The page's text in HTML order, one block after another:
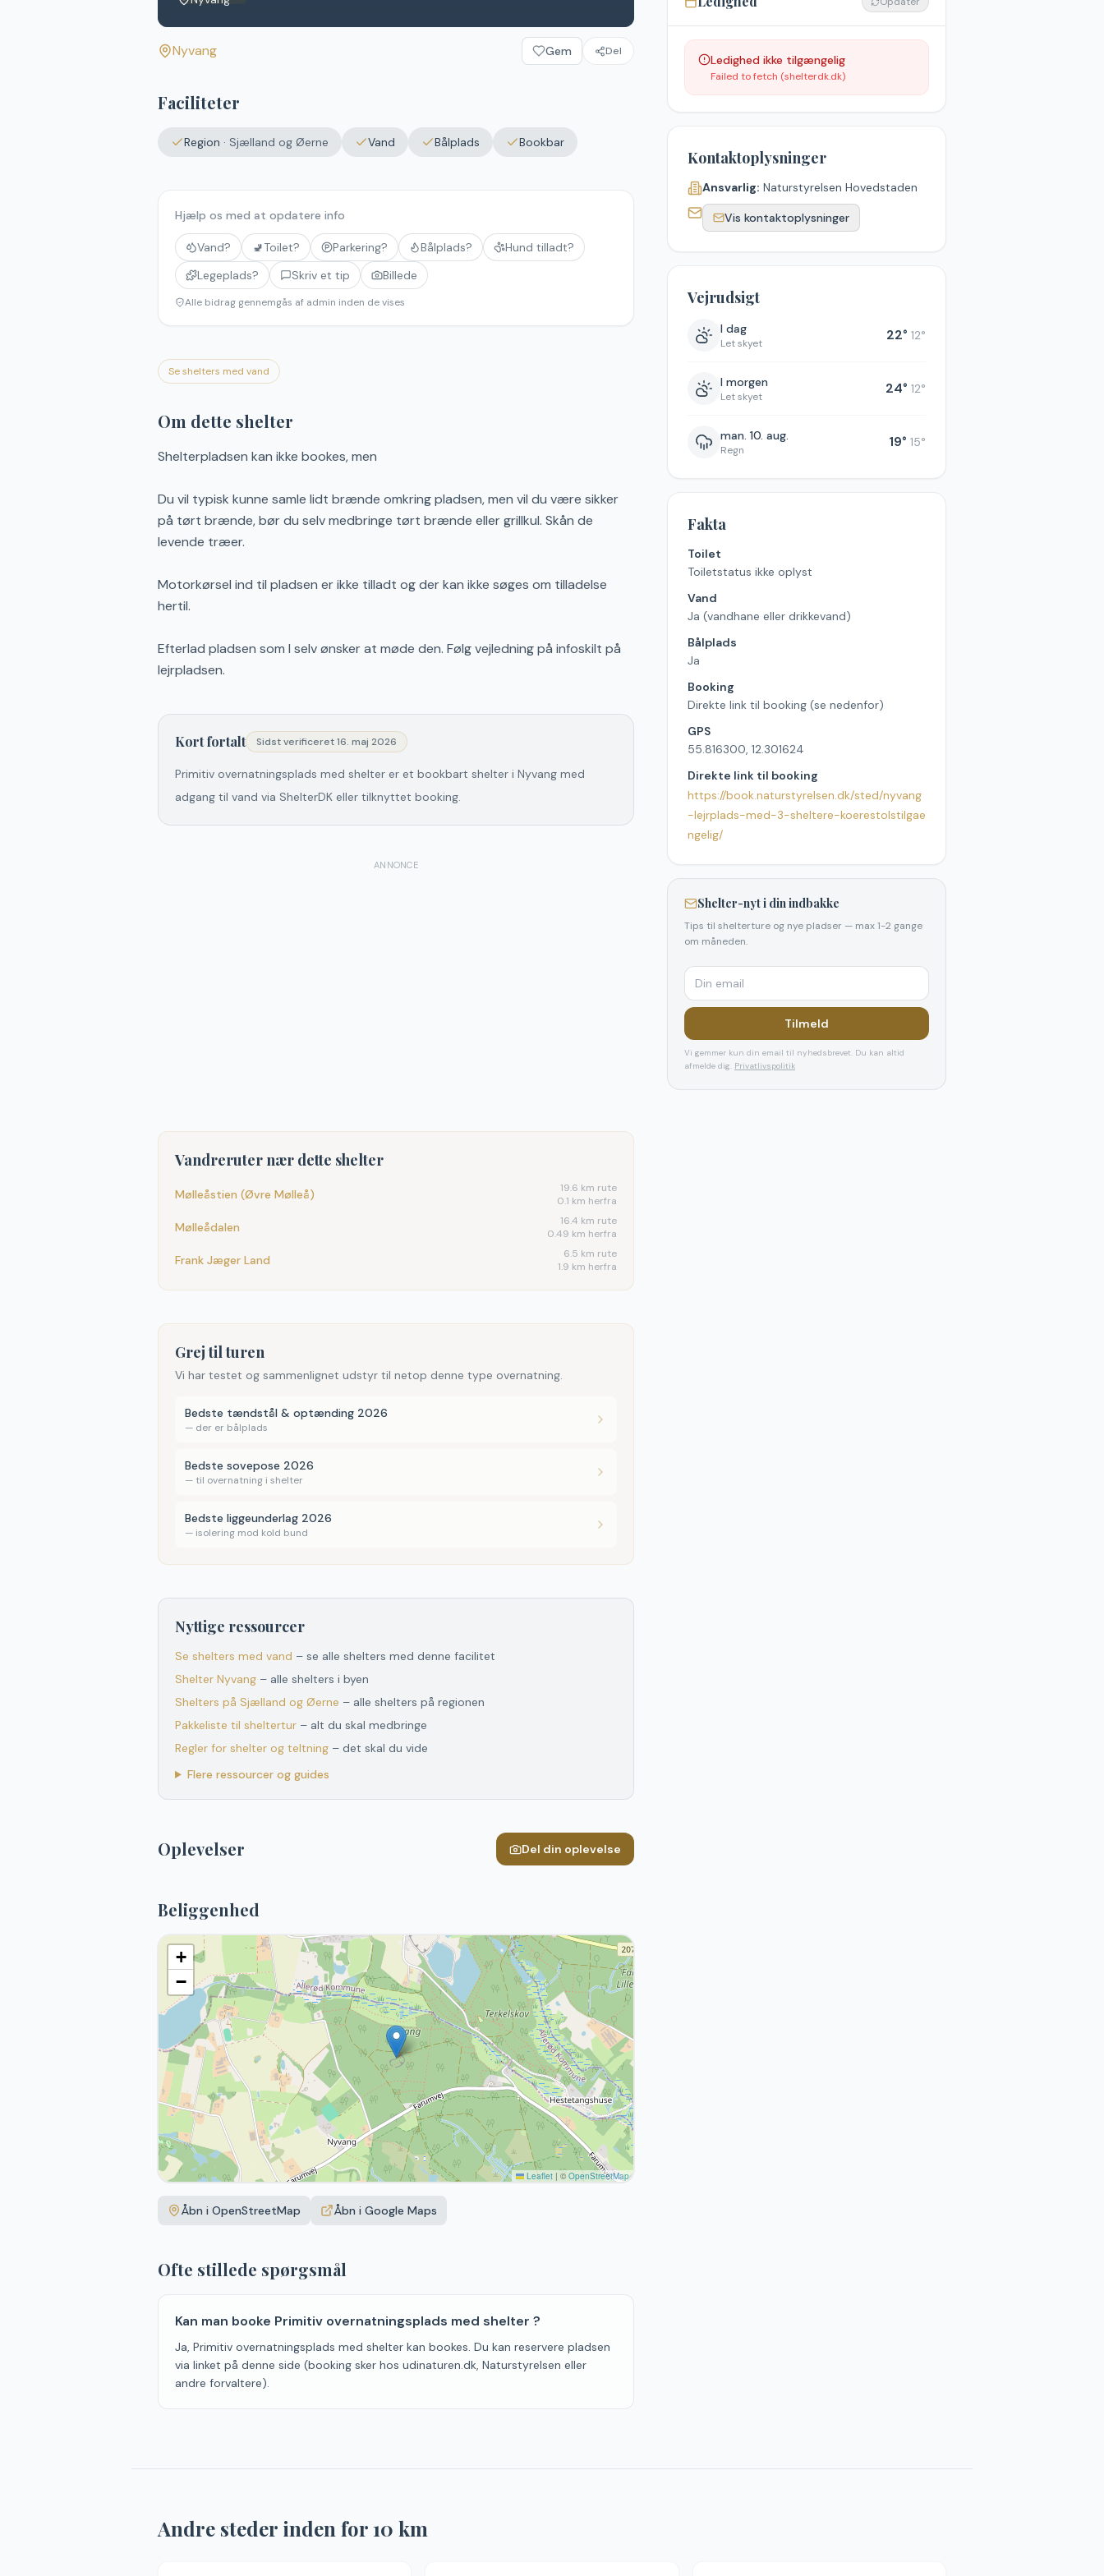
Nyvang Gem Del
Faciliteter
Region · Sjælland og Øerne Vand Bålplads Bookbar
Hjælp os med at opdatere info
Vand? 🚽Toilet? Parkering? Bålplads?
Hund tilladt?
Legeplads?
Skriv et tip Billede
Alle bidrag gennemgås af admin inden de vises
Se shelters med vand
Om dette shelter
Shelterpladsen kan ikke bookes, men
Du vil typisk kunne samle lidt brænde omkring pladsen, men vil du være sikker
på tørt brænde, bør du selv medbringe tørt brænde eller grillkul. Skån de
levende træer.
Motorkørsel ind til pladsen er ikke tilladt og der kan ikke søges om tilladelse
hertil.
Efterlad pladsen som I selv ønsker at møde den. Følg vejledning på infoskilt på
lejrpladsen.
Kort fortalt Sidst verificeret16. maj 2026
Primitiv overnatningsplads med shelter er et bookbart shelter i Nyvang med
adgang til vand via ShelterDK eller tilknyttet booking.
ANNONCE
Vandreruter nær dette shelter
Mølleåstien (Øvre Mølleå) 19.6 km rute
0.1 km herfra
Mølleådalen 16.4 km rute
0.49 km herfra
Frank Jæger Land 6.5 km rute
1.9 km herfra
Grej til turen
Vi har testet og sammenlignet udstyr til netop denne type overnatning.
Bedste tændstål & optænding 2026
— der er bålplads
Bedste sovepose 2026
— til overnatning i shelter
Bedste liggeunderlag 2026
— isolering mod kold bund
Nyttige ressourcer
Se shelters med vand – se alle shelters med denne facilitet
Shelter Nyvang – alle shelters i byen
Shelters på Sjælland og Øerne – alle shelters på regionen
Pakkeliste til sheltertur – alt du skal medbringe
Regler for shelter og teltning – det skal du vide
Flere ressourcer og guides
Oplevelser Del din oplevelse
Beliggenhed
+
−
Leaflet | © OpenStreetMap
Åbn i OpenStreetMap Åbn i Google Maps
Ofte stillede spørgsmål
Kan man booke Primitiv overnatningsplads med shelter ?
Ja, Primitiv overnatningsplads med shelter kan bookes. Du kan reservere pladsen
via linket på denne side (booking sker hos udinaturen.dk, Naturstyrelsen eller
andre forvaltere).
Ledighed ikke tilgængelig
Failed to fetch (shelterdk.dk)
Kontaktoplysninger
Ansvarlig: Naturstyrelsen Hovedstaden
Vis kontaktoplysninger
Vejrudsigt
I dag
Let skyet 22° 12°
I morgen
Let skyet 24° 12°
man. 10. aug.
Regn 19° 15°
Fakta
Toilet
Toiletstatus ikke oplyst
Vand
Ja (vandhane eller drikkevand)
Bålplads
Ja
Booking
Direkte link til booking (se nedenfor)
GPS
55.816300, 12.301624
Direkte link til booking
https://book.naturstyrelsen.dk/sted/nyvang
-lejrplads-med-3-sheltere-koerestolstilgae
ngelig/
Shelter-nyt i din indbakke
Tips til shelterture og nye pladser — max 1-2 gange
om måneden.
Tilmeld
Vi gemmer kun din email til nyhedsbrevet. Du kan altid
afmelde dig. Privatlivspolitik
Andre steder inden for10 km